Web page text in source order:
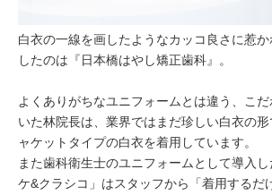
白衣の一線を画したようなカッコ良さに惹
したのは『日本橋はやし矯正歯科』。
よくありがちなユニフォームとは違う、こ
いた林院長は、業界ではまだ珍しい白衣の
ャケットタイプの白衣を着用しています。
また歯科衛生士のユニフォームとして導入
ケ&クラシコ」はスタッフから「着用するだ